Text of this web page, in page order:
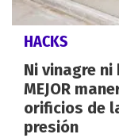
HACKS
Ni vinagre
MEJOR
orificios de
presión